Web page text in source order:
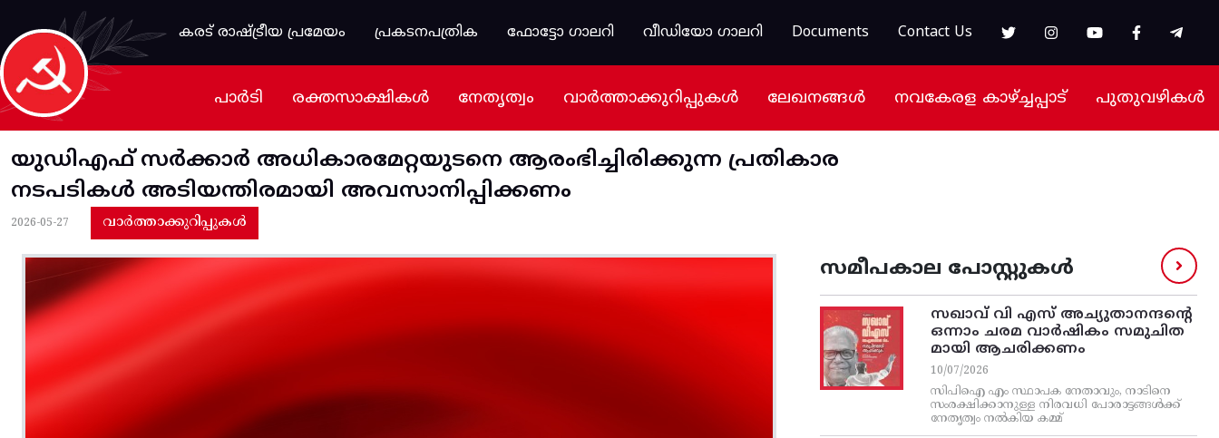
Skip to main content
കരട് രാഷ്ട്രീയ പ്രമേയം
പ്രകടനപത്രിക ഫോട്ടോ ഗാലറി വീഡിയോ ഗാലറി Documents Contact Us
പാർടി രക്തസാക്ഷികൾ നേതൃത്വം വാർത്താക്കുറിപ്പുകൾ ലേഖനങ്ങൾ നവകേരള കാഴ്ച്ചപ്പാട് പുതുവഴികൾ
യുഡിഎഫ്‌ സര്‍ക്കാര്‍ അധികാരമേറ്റയുടനെ ആരംഭിച്ചിരിക്കുന്ന പ്രതികാര
നടപടികള്‍ അടിയന്തിരമായി അവസാനിപ്പിക്കണം
2026-05-27 വാർത്താക്കുറിപ്പുകൾ
സമീപകാല പോസ്റ്റുകൾ
സഖാവ് വി എസ്‌ അച്യുതാനന്ദന്റെ
ഒന്നാം ചരമ വാര്‍ഷികം സമുചിത
മായി ആചരിക്കണം
10/07/2026
സിപിഐ എം സ്ഥാപക നേതാവും, നാടിനെ
സംരക്ഷിക്കാനുള്ള നിരവധി പോരാട്ടങ്ങള്‍ക്ക്‌
നേതൃത്വം നല്‍കിയ കമ്മ്